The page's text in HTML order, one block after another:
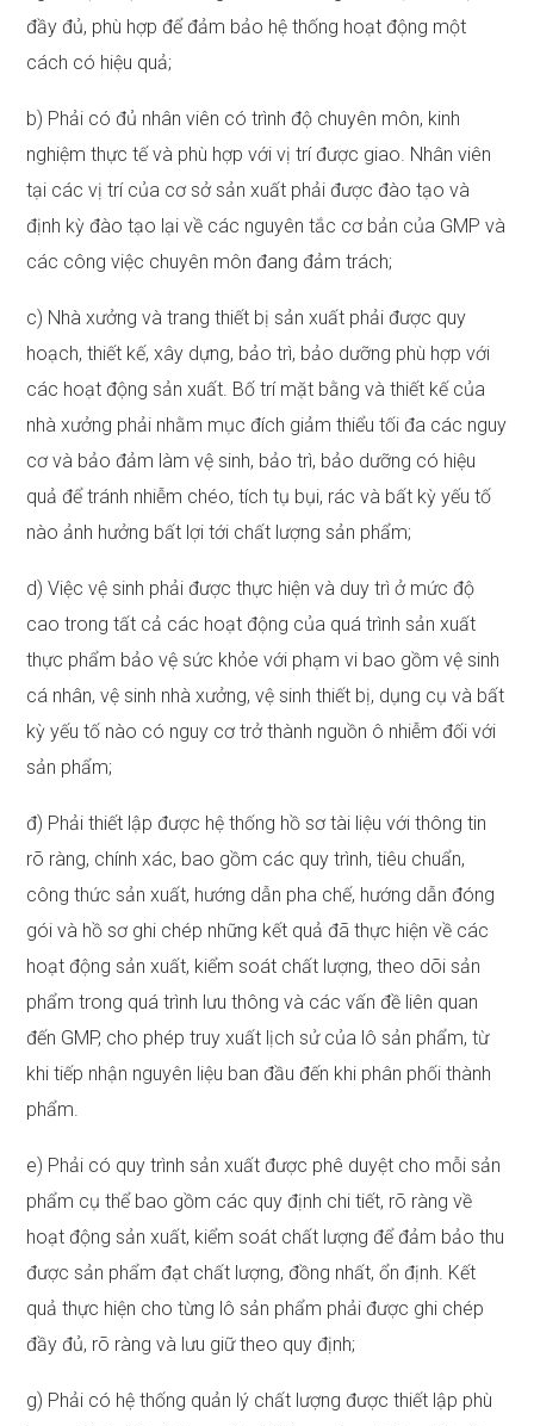
đầy đủ, phù hợp để đảm bảo hệ thống hoạt động một
cách có hiệu quả;
b) Phải có đủ nhân viên có trình độ chuyên môn, kinh
nghiệm thực tế và phù hợp với vị trí được giao. Nhân viên
tại các vị trí của cơ sở sản xuất phải được đào tạo và
định kỳ đào tạo lại về các nguyên tắc cơ bản của GMP và
các công việc chuyên môn đang đảm trách;
c) Nhà xưởng và trang thiết bị sản xuất phải được quy
hoạch, thiết kế, xây dựng, bảo trì, bảo dưỡng phù hợp với
các hoạt động sản xuất. Bố trí mặt bằng và thiết kế của
nhà xưởng phải nhằm mục đích giảm thiểu tối đa các nguy
cơ và bảo đảm làm vệ sinh, bảo trì, bảo dưỡng có hiệu
quả để tránh nhiễm chéo, tích tụ bụi, rác và bất kỳ yếu tố
nào ảnh hưởng bất lợi tới chất lượng sản phẩm;
d) Việc vệ sinh phải được thực hiện và duy trì ở mức độ
cao trong tất cả các hoạt động của quá trình sản xuất
thực phẩm bảo vệ sức khỏe với phạm vi bao gồm vệ sinh
cá nhân, vệ sinh nhà xưởng, vệ sinh thiết bị, dụng cụ và bất
kỳ yếu tố nào có nguy cơ trở thành nguồn ô nhiễm đối với
sản phẩm;
đ) Phải thiết lập được hệ thống hồ sơ tài liệu với thông tin
rõ ràng, chính xác, bao gồm các quy trình, tiêu chuẩn,
công thức sản xuất, hướng dẫn pha chế, hướng dẫn đóng
gói và hồ sơ ghi chép những kết quả đã thực hiện về các
hoạt động sản xuất, kiểm soát chất lượng, theo dõi sản
phẩm trong quá trình lưu thông và các vấn đề liên quan
đến GMP, cho phép truy xuất lịch sử của lô sản phẩm, từ
khi tiếp nhận nguyên liệu ban đầu đến khi phân phối thành
phẩm.
e) Phải có quy trình sản xuất được phê duyệt cho mỗi sản
phẩm cụ thể bao gồm các quy định chi tiết, rõ ràng về
hoạt động sản xuất, kiểm soát chất lượng để đảm bảo thu
được sản phẩm đạt chất lượng, đồng nhất, ổn định. Kết
quả thực hiện cho từng lô sản phẩm phải được ghi chép
đầy đủ, rõ ràng và lưu giữ theo quy định;
g) Phải có hệ thống quản lý chất lượng được thiết lập phù